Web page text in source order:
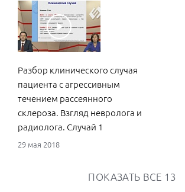
Разбор клинического случая
пациента с агрессивным
течением рассеянного
склероза. Взгляд невролога и
радиолога. Случай 1
29 мая 2018
ПОКАЗАТЬ ВСЕ 13